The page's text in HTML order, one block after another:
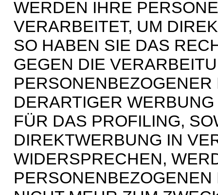
WERDEN IHRE
VERARBEITET, UM
SO HABEN SIE DAS
GEGEN DIE
DERARTIGER
FÜR DAS PROFILING,
DIREKTWERBUNG IN
WIDERSPRECHEN,